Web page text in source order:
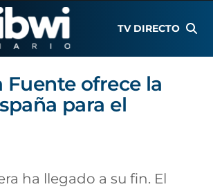
TV DIRECTO
Fuente ofrece la
para el
ha llegado a su fin. El